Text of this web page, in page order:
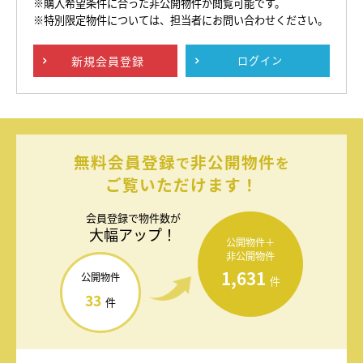
※特別限定物件については、担当者にお問い合わせください。
新規会員登録 ログイン
無料会員登録で非公開物件を
ご覧いただけます！
会員登録で物件数が
大幅アップ！
公開物件
33 件
公開物件＋
非公開物件
1,631 件